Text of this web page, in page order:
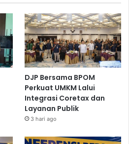
DJP Bersama BPOM
Perkuat UMKM Lalui
Integrasi Coretax dan
Layanan Publik
3 hari ago